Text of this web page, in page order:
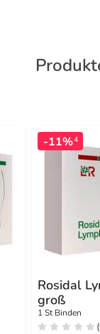
-11%4
Rosidal
groß
1 St Binden